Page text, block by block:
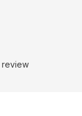
review